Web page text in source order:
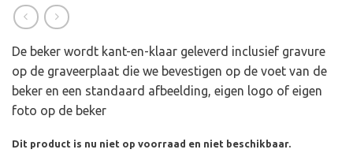
De beker wordt kant-en-klaar geleverd inclusief gravure
op de graveerplaat die we bevestigen op de voet van de
beker en een standaard afbeelding, eigen logo of eigen
foto op de beker
Dit product is nu niet op voorraad en niet beschikbaar.